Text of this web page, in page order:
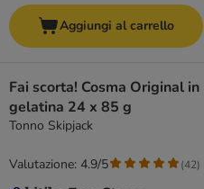
Aggiungi al carrello
Fai scorta! Cosma Original in
gelatina 24 x 85 g
Tonno Skipjack
Valutazione: 4.9/5 (42)